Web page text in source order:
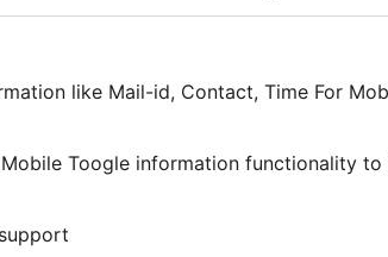
like Mail-id, Contact, Time For
Toogle information functionality to